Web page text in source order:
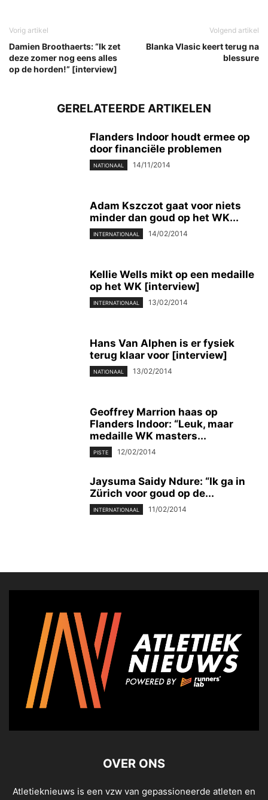
Vorig artikel
Damien Broothaerts: “Ik zet
deze zomer nog eens alles
op de horden!” [interview]
Volgend artikel
Blanka Vlasic keert terug na
blessure
GERELATEERDE ARTIKELEN
Flanders Indoor houdt ermee op
door financiële problemen
NATIONAAL 14/11/2014
Adam Kszczot gaat voor niets
minder dan goud op het WK...
INTERNATIONAAL 14/02/2014
Kellie Wells mikt op een medaille
op het WK [interview]
INTERNATIONAAL 13/02/2014
Hans Van Alphen is er fysiek
terug klaar voor [interview]
NATIONAAL 13/02/2014
Geoffrey Marrion haas op
Flanders Indoor: “Leuk, maar
medaille WK masters...
PISTE 12/02/2014
Jaysuma Saidy Ndure: “Ik ga in
Zürich voor goud op de...
INTERNATIONAAL 11/02/2014
OVER ONS
Atletieknieuws is een vzw van gepassioneerde atleten en